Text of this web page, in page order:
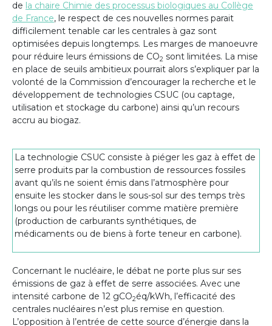
de la chaire Chimie des processus biologiques au Collège
de France, le respect de ces nouvelles normes parait
difficilement tenable car les centrales à gaz sont
optimisées depuis longtemps. Les marges de manoeuvre
pour réduire leurs émissions de CO2 sont limitées. La mise
en place de seuils ambitieux pourrait alors s’expliquer par la
volonté de la Commission d’encourager la recherche et le
développement de technologies CSUC (ou captage,
utilisation et stockage du carbone) ainsi qu’un recours
accru au biogaz.
La technologie CSUC consiste à piéger les gaz à effet de
serre produits par la combustion de ressources fossiles
avant qu’ils ne soient émis dans l’atmosphère pour
ensuite les stocker dans le sous-sol sur des temps très
longs ou pour les réutiliser comme matière première
(production de carburants synthétiques, de
médicaments ou de biens à forte teneur en carbone).
Concernant le nucléaire, le débat ne porte plus sur ses
émissions de gaz à effet de serre associées. Avec une
intensité carbone de 12 gCO2éq/kWh, l’efficacité des
centrales nucléaires n’est plus remise en question.
L’opposition à l’entrée de cette source d’énergie dans la